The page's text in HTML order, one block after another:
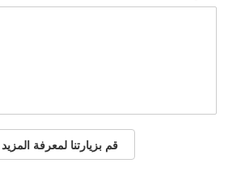
قم بزيارتنا لمعرفة المزيد